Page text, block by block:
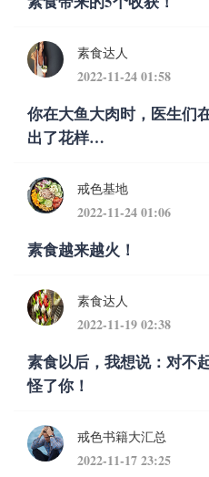
素食达人
2022-11-24 01:58
你在大鱼大肉时，医生们
出了花样…
戒色基地
2022-11-24 01:06
素食越来越火！
素食达人
2022-11-19 02:38
素食以后，我想说：对不
怪了你！
戒色书籍大汇总
2022-11-17 23:25